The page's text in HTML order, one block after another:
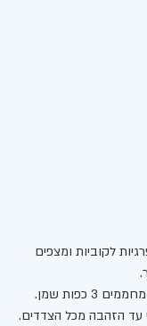
לקוביות ומצפים
בסיר סוטאז' או מחבת, מחממים 3 כפות שמן.
עד הזהבה מכל הצדדים.